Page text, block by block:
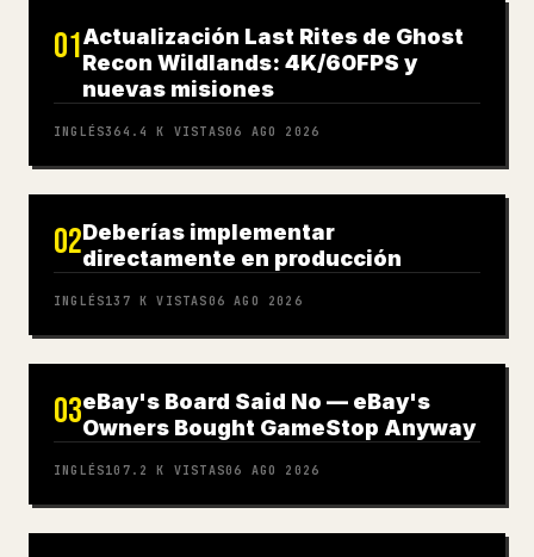
01Actualización Last Rites de Ghost
Recon Wildlands: 4K/60FPS y
nuevas misiones
INGLÉS364.4 K VISTAS06 AGO 2026
02Deberías implementar
directamente en producción
INGLÉS137 K VISTAS06 AGO 2026
03eBay's Board Said No — eBay's
Owners Bought GameStop Anyway
INGLÉS107.2 K VISTAS06 AGO 2026